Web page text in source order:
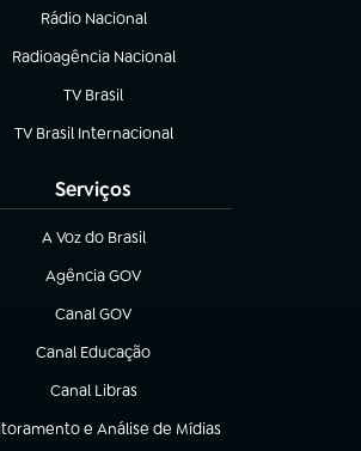
Rádio Nacional
Radioagência Nacional
(abre em nova aba)
TV Brasil
(abre em nova aba)
TV Brasil Internacional
(abre em nova aba)
Serviços
A Voz do Brasil
(abre em nova aba)
Agência GOV
(abre em nova aba)
Canal GOV
(abre em nova aba)
Canal Educação
(abre em nova aba)
Canal Libras
(abre em nova aba)
e Análise de Mídias
em nova aba)